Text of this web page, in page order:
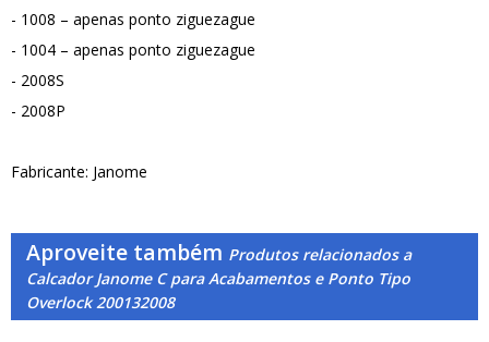
- 1008 – apenas ponto ziguezague
- 1004 – apenas ponto ziguezague
- 2008S
- 2008P
Fabricante: Janome
Aproveite também Produtos relacionados a
Calcador Janome C para Acabamentos e Ponto Tipo
Overlock 200132008